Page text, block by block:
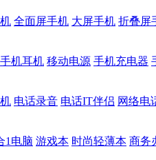
全面屏手机 大屏手机 折叠屏
手机耳机 移动电源 手机充电器
电话录音 电话IT伴侣 网络电
1电脑 游戏本 时尚轻薄本 商务